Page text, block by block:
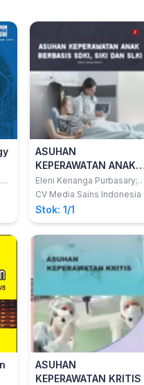
ASUHAN
KEPERAWATAN ANAK
BERBASIS SDKI, SIKI
DAN SLKI
Eleni Kenanga Purbasary;
dkk
CV Media Sains Indonesia
Stok: 1/1
ASUHAN
KEPERAWATAN KRITIS